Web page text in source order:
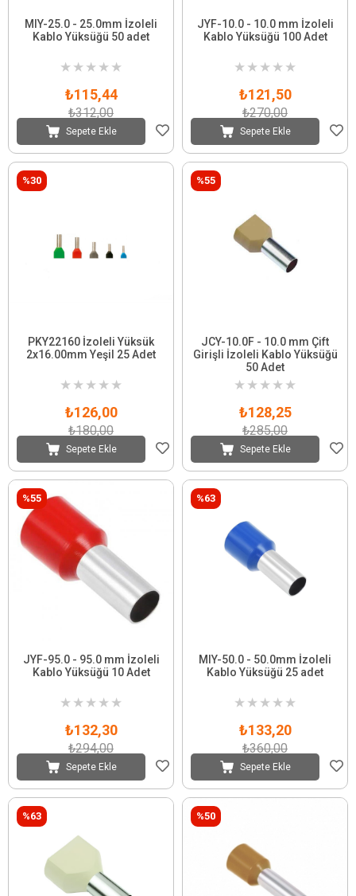
MIY-25.0 - 25.0mm İzoleli
Kablo Yüksüğü 50 adet
★ ★ ★ ★ ★
₺115,44
₺312,00
Sepete Ekle
JYF-10.0 - 10.0 mm İzoleli
Kablo Yüksüğü 100 Adet
★ ★ ★ ★ ★
₺121,50
₺270,00
Sepete Ekle
PKY22160 İzoleli Yüksük
2x16.00mm Yeşil 25 Adet
★ ★ ★ ★ ★
₺126,00
₺180,00
Sepete Ekle
%30
JCY-10.0F - 10.0 mm Çift
Girişli İzoleli Kablo Yüksüğü
50 Adet
★ ★ ★ ★ ★
₺128,25
₺285,00
Sepete Ekle
%55
JYF-95.0 - 95.0 mm İzoleli
Kablo Yüksüğü 10 Adet
★ ★ ★ ★ ★
₺132,30
₺294,00
Sepete Ekle
%55
MIY-50.0 - 50.0mm İzoleli
Kablo Yüksüğü 25 adet
★ ★ ★ ★ ★
₺133,20
₺360,00
Sepete Ekle
%63
%63 %50